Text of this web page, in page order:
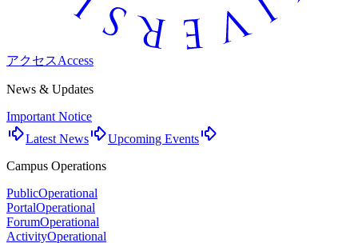
アクセスAccess
News & Updates
Important Notice
Latest News
Upcoming Events
Campus Operations
PublicOperational
PortalOperational
ForumOperational
ActivityOperational